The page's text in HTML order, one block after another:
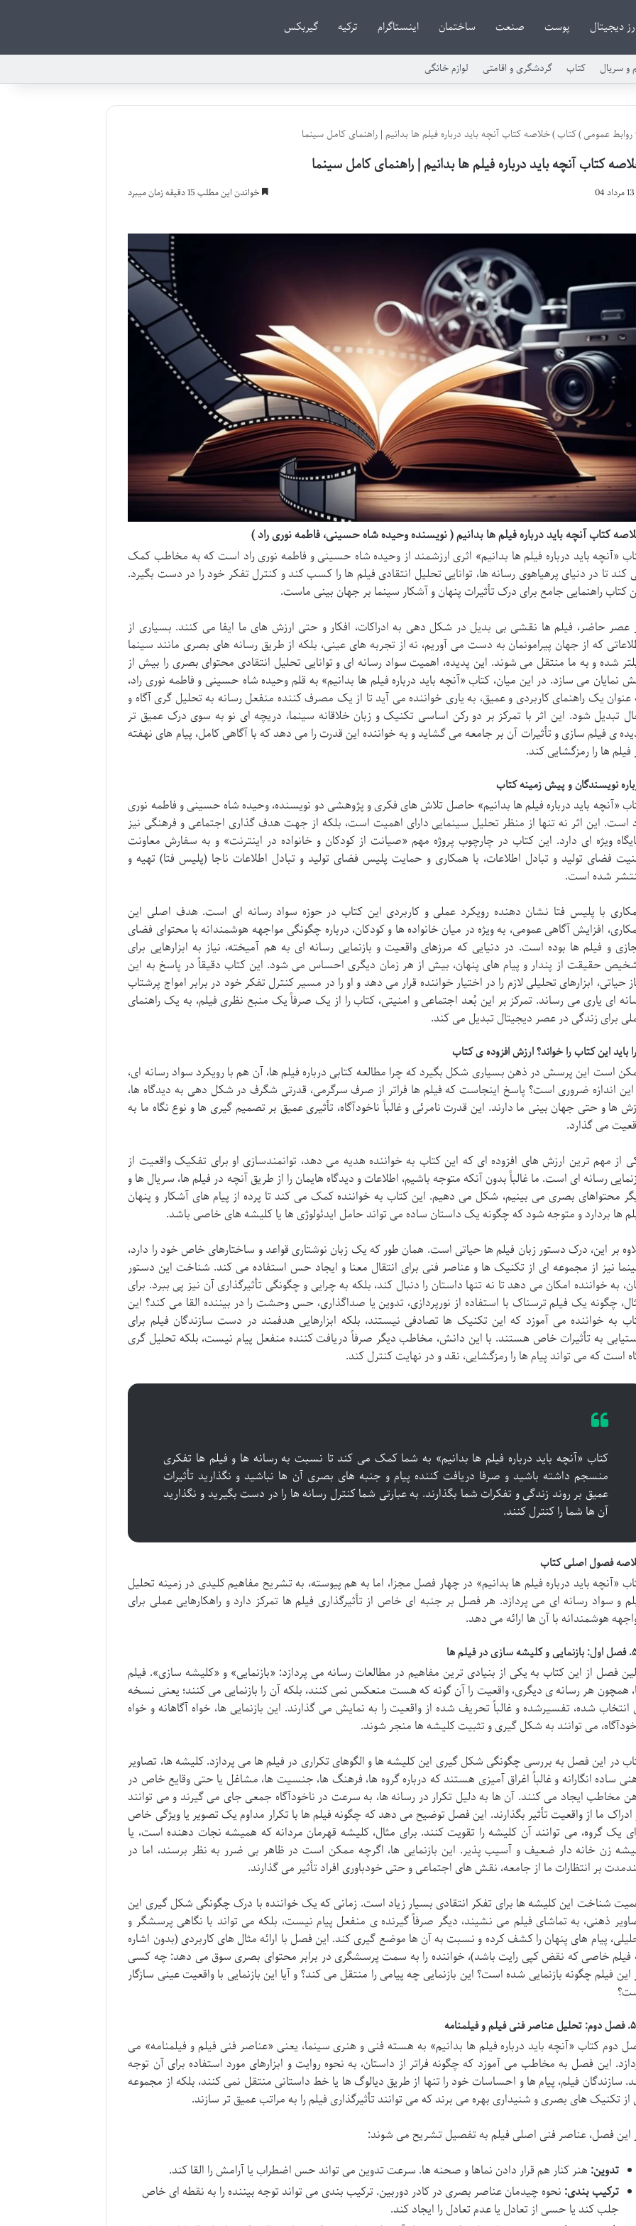
دیجیتال پوست صنعت ساختمان اینستاگرام ترکیه گیربکس
و سریال کتاب گردشگری و اقامتی لوازم خانگی
روابط عمومی)کتاب)خلاصه کتاب آنچه باید درباره فیلم ها بدانیم | راهنمای کامل سینما
کتاب آنچه باید درباره فیلم ها بدانیم | راهنمای کامل سینما
13 مرداد 04 خواندن این مطلب 15 دقیقه زمان میبرد
کتاب آنچه باید درباره فیلم ها بدانیم ( نویسنده وحیده شاه حسینی، فاطمه نوری راد )
«آنچه باید درباره فیلم ها بدانیم» اثری ارزشمند از وحیده شاه حسینی و فاطمه نوری راد است که به مخاطب کمک
کند تا در دنیای پرهیاهوی رسانه ها، توانایی تحلیل انتقادی فیلم ها را کسب کند و کنترل تفکر خود را در دست بگیرد.
کتاب راهنمایی جامع برای درک تأثیرات پنهان و آشکار سینما بر جهان بینی ماست.
عصر حاضر، فیلم ها نقشی بی بدیل در شکل دهی به ادراکات، افکار و حتی ارزش های ما ایفا می کنند. بسیاری از
که از جهان پیرامونمان به دست می آوریم، نه از تجربه های عینی، بلکه از طریق رسانه های بصری مانند سینما
شده و به ما منتقل می شوند. این پدیده، اهمیت سواد رسانه ای و توانایی تحلیل انتقادی محتوای بصری را بیش از
نمایان می سازد. در این میان، کتاب «آنچه باید درباره فیلم ها بدانیم» به قلم وحیده شاه حسینی و فاطمه نوری راد،
عنوان یک راهنمای کاربردی و عمیق، به یاری خواننده می آید تا از یک مصرف کننده منفعل رسانه به تحلیل گری آگاه و
تبدیل شود. این اثر با تمرکز بر دو رکن اساسی تکنیک و زبان خلاقانه سینما، دریچه ای نو به سوی درک عمیق تر
ی فیلم سازی و تأثیرات آن بر جامعه می گشاید و به خواننده این قدرت را می دهد که با آگاهی کامل، پیام های نهفته
فیلم ها را رمزگشایی کند.
نویسندگان و پیش زمینه کتاب
«آنچه باید درباره فیلم ها بدانیم» حاصل تلاش های فکری و پژوهشی دو نویسنده، وحیده شاه حسینی و فاطمه نوری
است. این اثر نه تنها از منظر تحلیل سینمایی دارای اهمیت است، بلکه از جهت هدف گذاری اجتماعی و فرهنگی نیز
ویژه ای دارد. این کتاب در چارچوب پروژه مهم «صیانت از کودکان و خانواده در اینترنت» و به سفارش معاونت
فضای تولید و تبادل اطلاعات، با همکاری و حمایت پلیس فضای تولید و تبادل اطلاعات ناجا (پلیس فتا) تهیه و
شده است.
با پلیس فتا نشان دهنده رویکرد عملی و کاربردی این کتاب در حوزه سواد رسانه ای است. هدف اصلی این
افزایش آگاهی عمومی، به ویژه در میان خانواده ها و کودکان، درباره چگونگی مواجهه هوشمندانه با محتوای فضای
و فیلم ها بوده است. در دنیایی که مرزهای واقعیت و بازنمایی رسانه ای به هم آمیخته، نیاز به ابزارهایی برای
حقیقت از پندار و پیام های پنهان، بیش از هر زمان دیگری احساس می شود. این کتاب دقیقاً در پاسخ به این
حیاتی، ابزارهای تحلیلی لازم را در اختیار خواننده قرار می دهد و او را در مسیر کنترل تفکر خود در برابر امواج پرشتاب
ای یاری می رساند. تمرکز بر این بُعد اجتماعی و امنیتی، کتاب را از یک صرفاً یک منبع نظری فیلم، به یک راهنمای
برای زندگی در عصر دیجیتال تبدیل می کند.
باید این کتاب را خواند؟ ارزش افزوده ی کتاب
است این پرسش در ذهن بسیاری شکل بگیرد که چرا مطالعه کتابی درباره فیلم ها، آن هم با رویکرد سواد رسانه ای،
این اندازه ضروری است؟ پاسخ اینجاست که فیلم ها فراتر از صرف سرگرمی، قدرتی شگرف در شکل دهی به دیدگاه ها،
ها و حتی جهان بینی ما دارند. این قدرت نامرئی و غالباً ناخودآگاه، تأثیری عمیق بر تصمیم گیری ها و نوع نگاه ما به
می گذارد.
از مهم ترین ارزش های افزوده ای که این کتاب به خواننده هدیه می دهد، توانمندسازی او برای تفکیک واقعیت از
رسانه ای است. ما غالباً بدون آنکه متوجه باشیم، اطلاعات و دیدگاه هایمان را از طریق آنچه در فیلم ها، سریال ها و
محتواهای بصری می بینیم، شکل می دهیم. این کتاب به خواننده کمک می کند تا پرده از پیام های آشکار و پنهان
ها بردارد و متوجه شود که چگونه یک داستان ساده می تواند حامل ایدئولوژی ها یا کلیشه های خاصی باشد.
بر این، درک دستور زبان فیلم ها حیاتی است. همان طور که یک زبان نوشتاری قواعد و ساختارهای خاص خود را دارد،
نیز از مجموعه ای از تکنیک ها و عناصر فنی برای انتقال معنا و ایجاد حس استفاده می کند. شناخت این دستور
به خواننده امکان می دهد تا نه تنها داستان را دنبال کند، بلکه به چرایی و چگونگی تأثیرگذاری آن نیز پی ببرد. برای
چگونه یک فیلم ترسناک با استفاده از نورپردازی، تدوین یا صداگذاری، حس وحشت را در بیننده القا می کند؟ این
به خواننده می آموزد که این تکنیک ها تصادفی نیستند، بلکه ابزارهایی هدفمند در دست سازندگان فیلم برای
به تأثیرات خاص هستند. با این دانش، مخاطب دیگر صرفاً دریافت کننده منفعل پیام نیست، بلکه تحلیل گری
است که می تواند پیام ها را رمزگشایی، نقد و در نهایت کنترل کند.
کتاب «آنچه باید درباره فیلم ها بدانیم» به شما کمک می کند تا نسبت به رسانه ها و فیلم ها تفکری
منسجم داشته باشید و صرفا دریافت کننده پیام و جنبه های بصری آن ها نباشید و نگذارید تأثیرات
عمیق بر روند زندگی و تفکرات شما بگذارند. به عبارتی شما کنترل رسانه ها را در دست بگیرید و نگذارید
آن ها شما را کنترل کنند.
فصول اصلی کتاب
«آنچه باید درباره فیلم ها بدانیم» در چهار فصل مجزا، اما به هم پیوسته، به تشریح مفاهیم کلیدی در زمینه تحلیل
و سواد رسانه ای می پردازد. هر فصل بر جنبه ای خاص از تأثیرگذاری فیلم ها تمرکز دارد و راهکارهایی عملی برای
هوشمندانه با آن ها ارائه می دهد.
فیلم ها
فصل از این کتاب به یکی از بنیادی ترین مفاهیم در مطالعات رسانه می پردازد: «بازنمایی» و «کلیشه سازی». فیلم
همچون هر رسانه ی دیگری، واقعیت را آن گونه که هست منعکس نمی کنند، بلکه آن را بازنمایی می کنند؛ یعنی نسخه
انتخاب شده، تفسیرشده و غالباً تحریف شده از واقعیت را به نمایش می گذارند. این بازنمایی ها، خواه آگاهانه و خواه
می توانند به شکل گیری و تثبیت کلیشه ها منجر شوند.
در این فصل به بررسی چگونگی شکل گیری این کلیشه ها و الگوهای تکراری در فیلم ها می پردازد. کلیشه ها، تصاویر
ساده انگارانه و غالباً اغراق آمیزی هستند که درباره گروه ها، فرهنگ ها، جنسیت ها، مشاغل یا حتی وقایع خاص در
مخاطب ایجاد می کنند. آن ها به دلیل تکرار در رسانه ها، به سرعت در ناخودآگاه جمعی جای می گیرند و می توانند
ادراک ما از واقعیت تأثیر بگذارند. این فصل توضیح می دهد که چگونه فیلم ها با تکرار مداوم یک تصویر یا ویژگی خاص
یک گروه، می توانند آن کلیشه را تقویت کنند. برای مثال، کلیشه قهرمان مردانه که همیشه نجات دهنده است، یا
زن خانه دار ضعیف و آسیب پذیر. این بازنمایی ها، اگرچه ممکن است در ظاهر بی ضرر به نظر برسند، اما در
بر انتظارات ما از جامعه، نقش های اجتماعی و حتی خودباوری افراد تأثیر می گذارند.
شناخت این کلیشه ها برای تفکر انتقادی بسیار زیاد است. زمانی که یک خواننده با درک چگونگی شکل گیری این
ذهنی، به تماشای فیلم می نشیند، دیگر صرفاً گیرنده ی منفعل پیام نیست، بلکه می تواند با نگاهی پرسشگر و
پیام های پنهان را کشف کرده و نسبت به آن ها موضع گیری کند. این فصل با ارائه مثال های کاربردی (بدون اشاره
فیلم خاصی که نقض کپی رایت باشد)، خواننده را به سمت پرسشگری در برابر محتوای بصری سوق می دهد: چه کسی
این فیلم چگونه بازنمایی شده است؟ این بازنمایی چه پیامی را منتقل می کند؟ و آیا این بازنمایی با واقعیت عینی سازگار
فیلمنامه
دوم کتاب «آنچه باید درباره فیلم ها بدانیم» به هسته فنی و هنری سینما، یعنی «عناصر فنی فیلم و فیلمنامه» می
این فصل به مخاطب می آموزد که چگونه فراتر از داستان، به نحوه روایت و ابزارهای مورد استفاده برای آن توجه
سازندگان فیلم، پیام ها و احساسات خود را تنها از طریق دیالوگ ها یا خط داستانی منتقل نمی کنند، بلکه از مجموعه
از تکنیک های بصری و شنیداری بهره می برند که می توانند تأثیرگذاری فیلم را به مراتب عمیق تر سازند.
این فصل، عناصر فنی اصلی فیلم به تفصیل تشریح می شوند:
تدوین: هنر کنار هم قرار دادن نماها و صحنه ها. سرعت تدوین می تواند حس اضطراب یا آرامش را القا کند.
ترکیب بندی: نحوه چیدمان عناصر بصری در کادر دوربین. ترکیب بندی می تواند توجه بیننده را به نقطه ای خاص
جلب کند یا حسی از تعادل یا عدم تعادل را ایجاد کند.